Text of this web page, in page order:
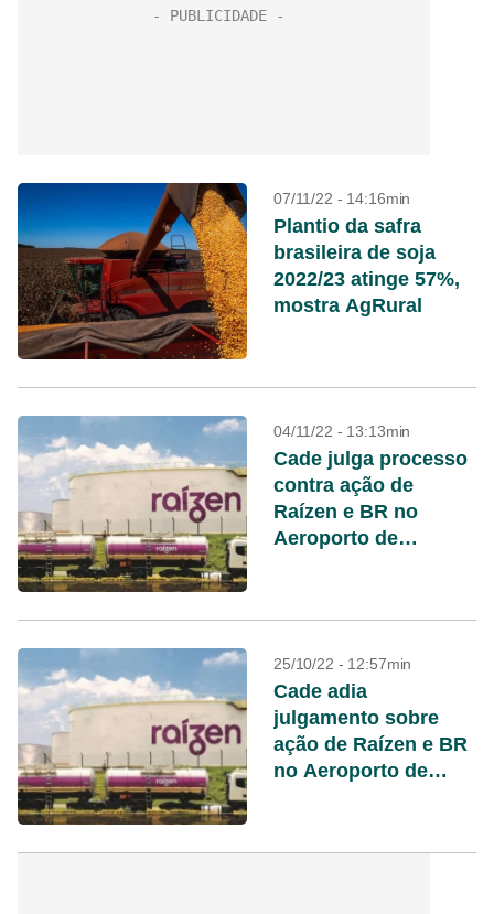
07/11/22 - 14:16min
Plantio da safra
brasileira de soja
2022/23 atinge 57%,
mostra AgRural
04/11/22 - 13:13min
Cade julga processo
contra ação de
Raízen e BR no
Aeroporto de
25/10/22 - 12:57min
Cade adia
julgamento sobre
ação de Raízen e BR
no Aeroporto de